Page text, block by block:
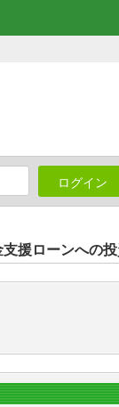
ログイン
支援ローンへの